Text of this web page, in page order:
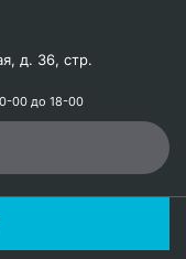
д. 36, стр.
00 до 18-00